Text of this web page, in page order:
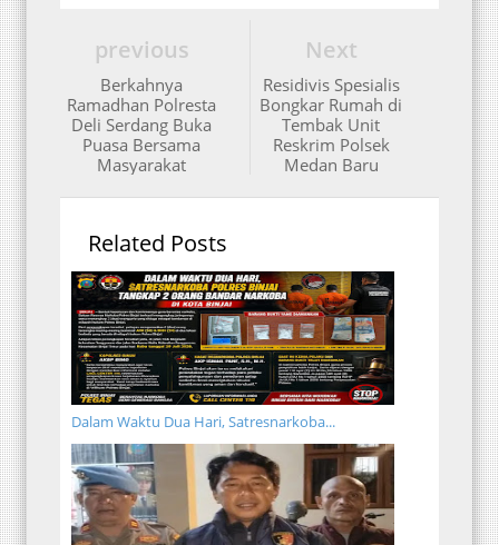
Next
Residivis Spesialis
Bongkar Rumah di
Tembak Unit
Reskrim Polsek
Medan Baru
previous
Berkahnya
Ramadhan Polresta
Deli Serdang Buka
Puasa Bersama
Masyarakat
Related Posts
Dalam Waktu Dua Hari, Satresnarkoba...